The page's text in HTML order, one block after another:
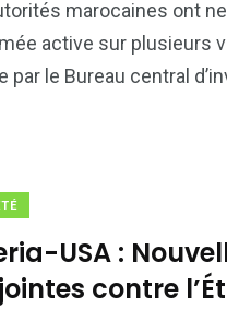
marocaines ont
active sur plusieurs
par le Bureau central
USA :
contre